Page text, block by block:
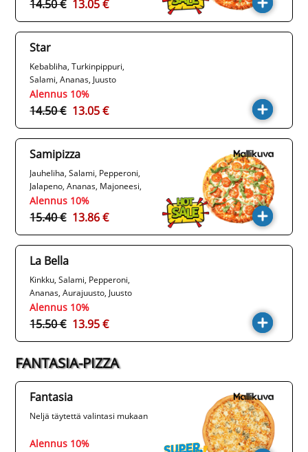
14.50 € 13.05 €
Star
Kebabliha, Turkinpippuri,
Salami, Ananas, Juusto
Alennus 10%
14.50 € 13.05 €
Samipizza
Jauheliha, Salami, Pepperoni,
Jalapeno, Ananas, Majoneesi,
Juusto
Alennus 10%
15.40 € 13.86 €
La Bella
Kinkku, Salami, Pepperoni,
Ananas, Aurajuusto, Juusto
Alennus 10%
15.50 € 13.95 €
FANTASIA-PIZZA
Fantasia
Neljä täytettä valintasi mukaan
Alennus 10%